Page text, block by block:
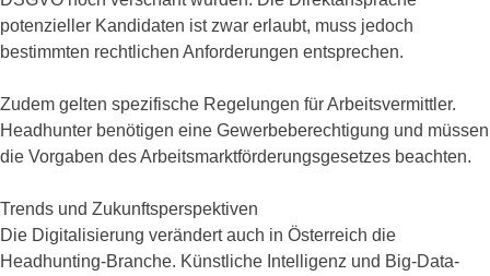
potenzieller Kandidaten ist zwar erlaubt, muss jedoch
bestimmten rechtlichen Anforderungen entsprechen.
Zudem gelten spezifische Regelungen für Arbeitsvermittler.
Headhunter benötigen eine Gewerbeberechtigung und müssen
die Vorgaben des Arbeitsmarktförderungsgesetzes beachten.
Trends und Zukunftsperspektiven
Die Digitalisierung verändert auch in Österreich die
Headhunting-Branche. Künstliche Intelligenz und Big-Data-